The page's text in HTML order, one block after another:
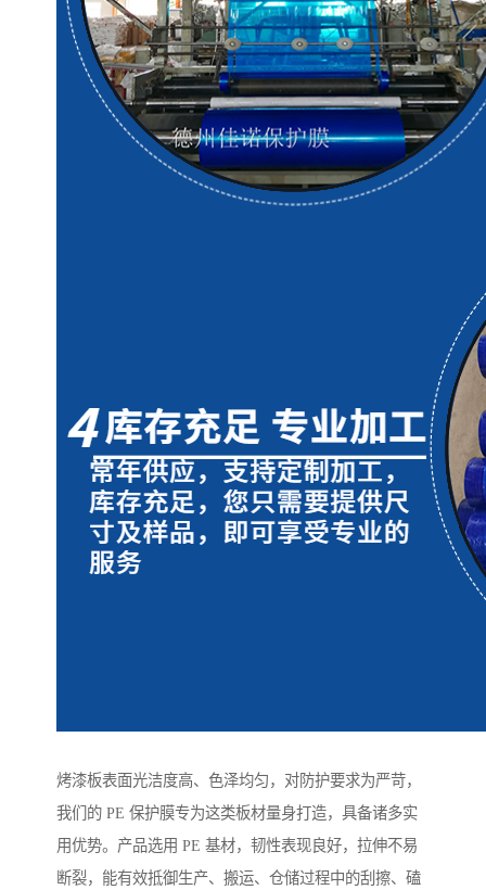
烤漆板表面光洁度高、色泽均匀，对防护要求为严苛，
我们的 PE 保护膜专为这类板材量身打造，具备诸多实
用优势。产品选用 PE 基材，韧性表现良好，拉伸不易
断裂，能有效抵御生产、搬运、仓储过程中的刮擦、磕